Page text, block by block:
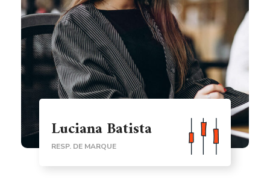
Luciana Batista
RESP. DE MARQUE